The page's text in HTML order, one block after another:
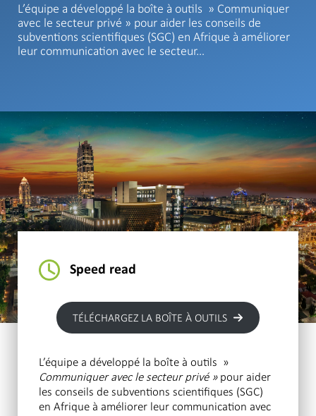
L’équipe a développé la boîte à outils » Communiquer
avec le secteur privé » pour aider les conseils de
subventions scientifiques (SGC) en Afrique à améliorer
leur communication avec le secteur…
Speed read
TÉLÉCHARGEZ LA BOÎTE À OUTILS
L’équipe a développé la boîte à outils »
Communiquer avec le secteur privé »pour aider
les conseils de subventions scientifiques (SGC)
en Afrique à améliorer leur communication avec